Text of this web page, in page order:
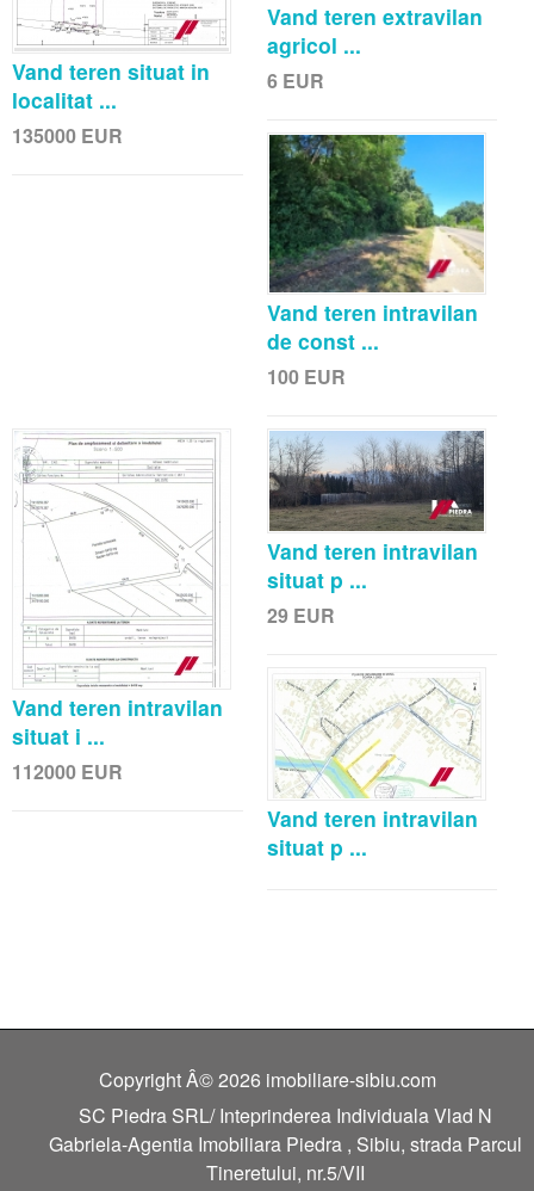
Vand teren situat in
localitat ...
135000 EUR
Vand teren extravilan
agricol ...
6 EUR
Vand teren intravilan
de const ...
100 EUR
Vand teren intravilan
situat i ...
112000 EUR
Vand teren intravilan
situat p ...
29 EUR
Vand teren intravilan
situat p ...
Copyright Â© 2026 imobiliare-sibiu.com
SC Piedra SRL/ Inteprinderea Individuala Vlad N
Gabriela-Agentia Imobiliara Piedra , Sibiu, strada Parcul
Tineretului, nr.5/VII